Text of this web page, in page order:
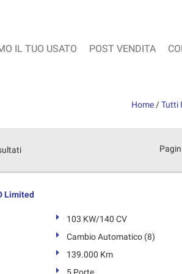
IL TUO USATO POST VENDITA
Home /Tutti
Limited
103 KW/140 CV
Cambio Automatico (8)
139.000 Km